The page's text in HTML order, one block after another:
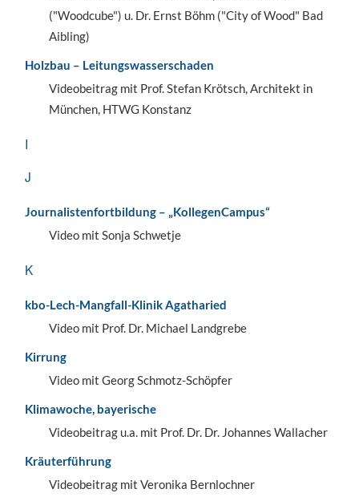
("Woodcube") u. Dr. Ernst Böhm ("City of Wood" Bad
Aibling)
Holzbau – Leitungswasserschaden
Videobeitrag mit Prof. Stefan Krötsch, Architekt in
München, HTWG Konstanz
I
J
Journalistenfortbildung – „KollegenCampus“
Video mit Sonja Schwetje
K
kbo-Lech-Mangfall-Klinik Agatharied
Video mit Prof. Dr. Michael Landgrebe
Kirrung
Video mit Georg Schmotz-Schöpfer
Klimawoche, bayerische
Videobeitrag u.a. mit Prof. Dr. Dr. Johannes Wallacher
Kräuterführung
Videobeitrag mit Veronika Bernlochner